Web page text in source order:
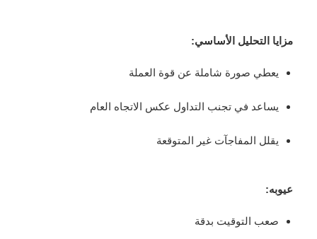
مزايا التحليل الأساسي:
يعطي صورة شاملة عن قوة العملة
يساعد في تجنب التداول عكس الاتجاه العام
يقلل المفاجآت غير المتوقعة
عيوبه:
صعب التوقيت بدقة